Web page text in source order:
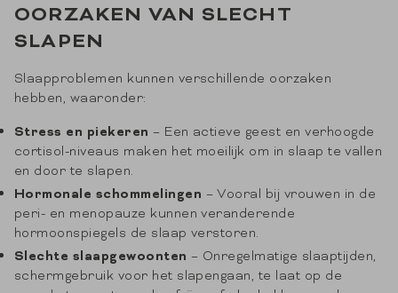
OORZAKEN VAN SLECHT
SLAPEN
Slaapproblemen kunnen verschillende oorzaken
hebben, waaronder:
Stress en piekeren – Een actieve geest en verhoogde
cortisol-niveaus maken het moeilijk om in slaap te vallen
en door te slapen.
Hormonale schommelingen – Vooral bij vrouwen in de
peri- en menopauze kunnen veranderende
hormoonspiegels de slaap verstoren.
Slechte slaapgewoonten – Onregelmatige slaaptijden,
schermgebruik voor het slapengaan, te laat op de